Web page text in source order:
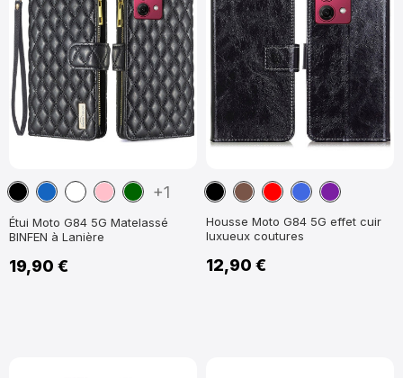
NoirBleuBlancRoseVert +1
Étui Moto G84 5G Matelassé
BINFEN à Lanière
19,90 €
NoirMarronRouge
BleuViolet
Housse Moto G84 5G effet cuir
luxueux coutures
12,90 €